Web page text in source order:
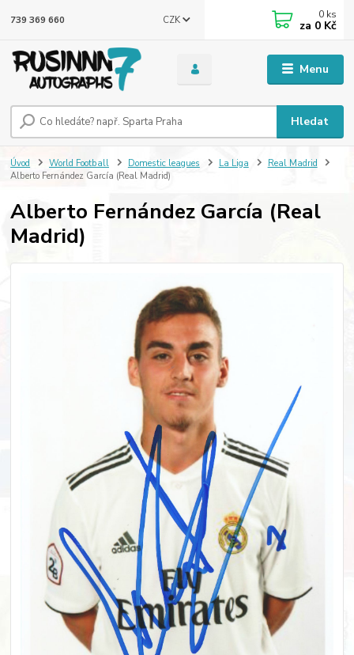
Menu
CZK
Hledat
739 369 660 0 ks
za 0 Kč
Úvod World Football Domestic leagues La Liga
Real Madrid
Alberto Fernández García (Real Madrid)
Alberto Fernández García (Real
Madrid)